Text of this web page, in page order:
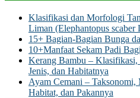
Klasifikasi dan Morfologi
Liman (Elephantopus scaber
15+ Bagian-Bagian Bunga
10+Manfaat Sekam Padi
Kerang Bambu –
Jenis, dan Habitatnya
Ayam Cemani –
Habitat, dan Pakannya